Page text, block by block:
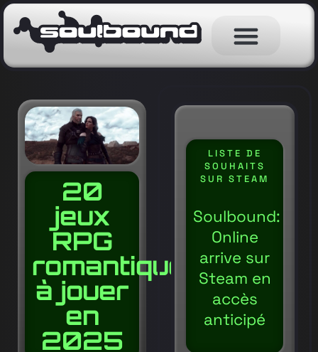
20
jeux
RPG
romantiques
à jouer
en
2025
LISTE DE
SOUHAITS
SUR STEAM
Soulbound:
Online
arrive sur
Steam en
accès
anticipé